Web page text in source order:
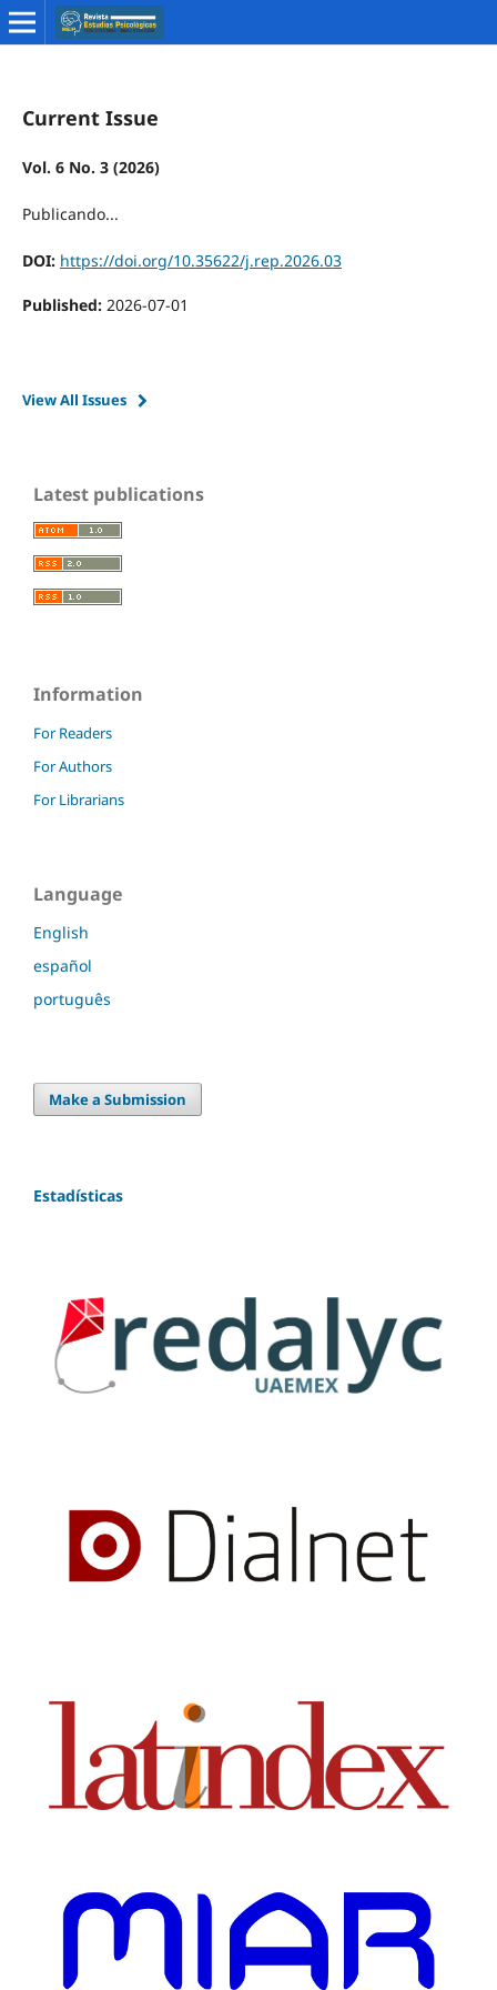
Current Issue
Vol. 6 No. 3 (2026)
Publicando...
DOI: https://doi.org/10.35622/j.rep.2026.03
Published: 2026-07-01
View All Issues
Latest publications
Information
For Readers
For Authors
For Librarians
Language
English
español
português
Make a Submission
Estadísticas